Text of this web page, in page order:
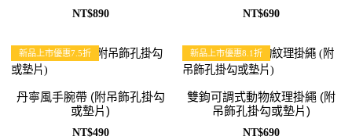
NT$890 NT$690
新品上市優惠7.5折
丹寧風手腕帶 (附吊飾孔掛勾
或墊片)
NT$490
新品上市優惠8.1折
雙鉤可調式動物紋理掛繩 (附
吊飾孔掛勾或墊片)
NT$690